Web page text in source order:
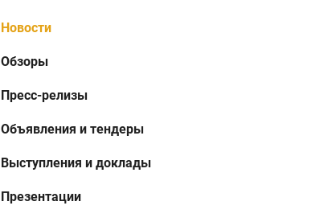
Новости
Обзоры
Пресс-релизы
Объявления и тендеры
Выступления и доклады
Презентации